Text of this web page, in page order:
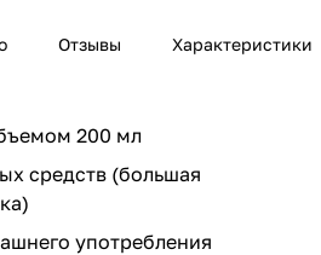
Отзывы Характеристики
200 мл
средств (большая
употребления